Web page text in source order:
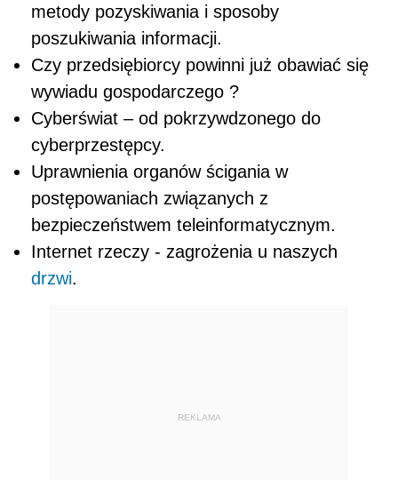
metody pozyskiwania i sposoby
poszukiwania informacji.
Czy przedsiębiorcy powinni już obawiać się
wywiadu gospodarczego ?
Cyberświat – od pokrzywdzonego do
cyberprzestępcy.
Uprawnienia organów ścigania w
postępowaniach związanych z
bezpieczeństwem teleinformatycznym.
Internet rzeczy - zagrożenia u naszych
drzwi.
REKLAMA